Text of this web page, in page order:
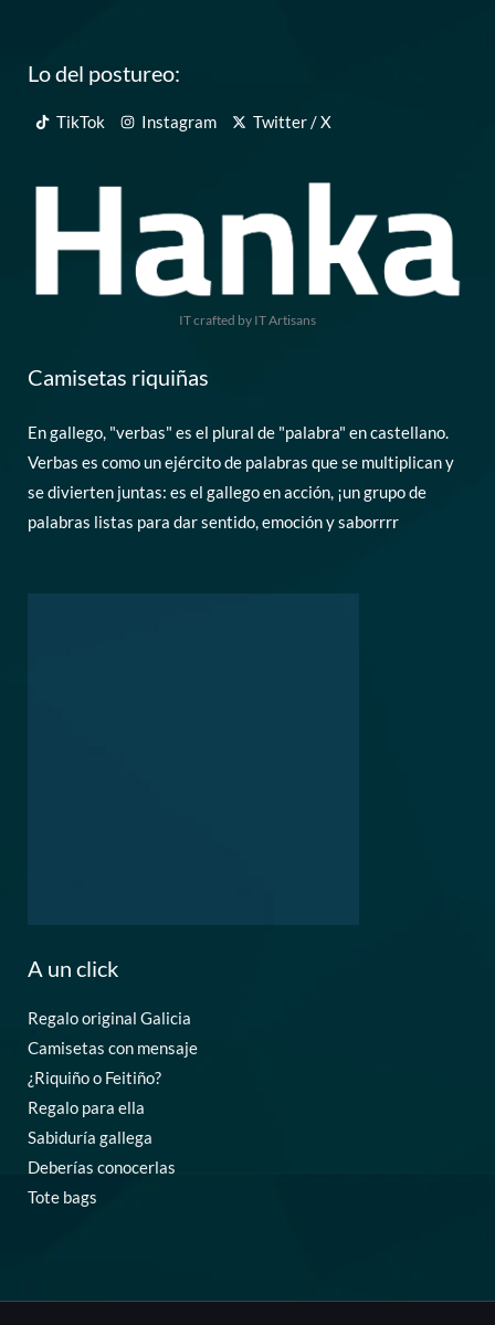
Lo del postureo:
TikTok Instagram Twitter / X
IT crafted by IT Artisans
Camisetas riquiñas
En gallego, "verbas" es el plural de "palabra" en castellano.
Verbas es como un ejército de palabras que se multiplican y
se divierten juntas: es el gallego en acción, ¡un grupo de
palabras listas para dar sentido, emoción y saborrrr
A un click
Regalo original Galicia
Camisetas con mensaje
¿Riquiño o Feitiño?
Regalo para ella
Sabiduría gallega
Deberías conocerlas
Tote bags